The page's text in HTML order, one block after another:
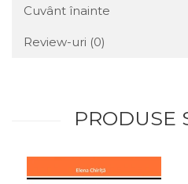
Cuvânt înainte
Review-uri (0)
PRODUSE